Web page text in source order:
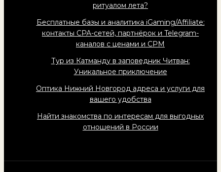
ритуалом лета?
Бесплатные базы и аналитика iGaming/Affiliate:
контакты CPA-сетей, партнёрок и Telegram-
каналов с ценами и CPM
Тур из Катманду в заповедник Читван:
Уникальное приключение
Оптика Нижний Новгород адреса и услуги для
вашего удобства
Найти знакомства по интересам для выгодных
отношений в России